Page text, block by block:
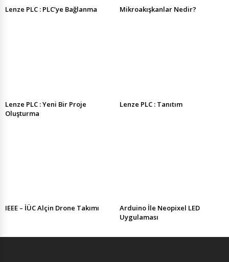
Lenze PLC : PLC’ye Bağlanma Mikroakışkanlar Nedir?
Lenze PLC : Yeni Bir Proje
Oluşturma
Lenze PLC : Tanıtım
IEEE – İÜC Alçin Drone Takımı
Arduino İle Neopixel LED
Uygulaması